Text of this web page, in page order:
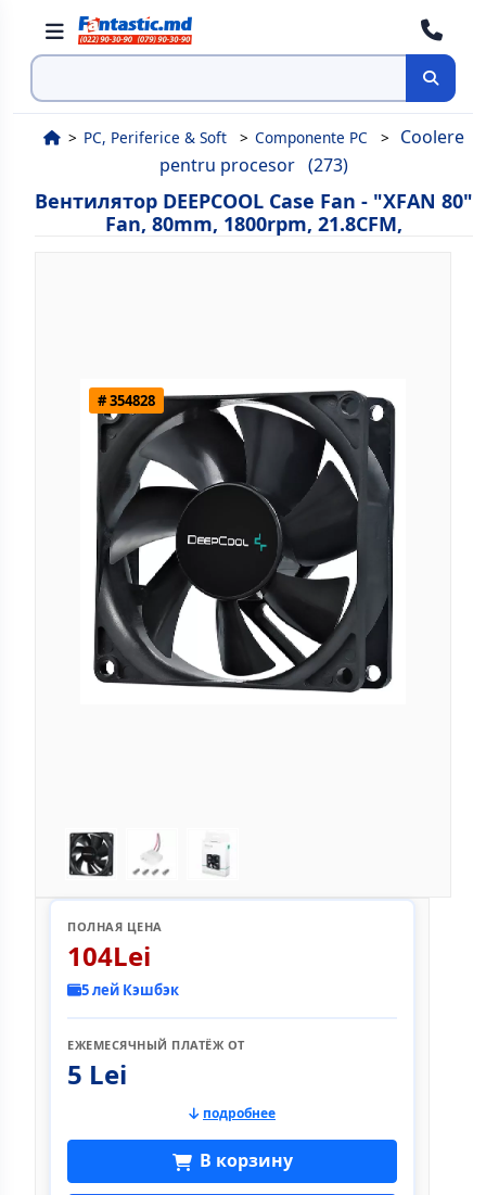
Поиск
PC, Periferice & Soft Componente PC
Coolere
pentru procesor (273)
Вентилятор DEEPCOOL Case Fan - "XFAN 80"
Fan, 80mm, 1800rpm, 21.8CFM,
# 354828
ПОЛНАЯ ЦЕНА
104Lei
5 лей Кэшбэк
ЕЖЕМЕСЯЧНЫЙ ПЛАТЁЖ ОТ
5 Lei
подробнее
В корзину